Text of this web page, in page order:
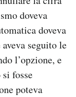
doveva
doveva
seguito le
l’opzione, e
si fosse
poteva